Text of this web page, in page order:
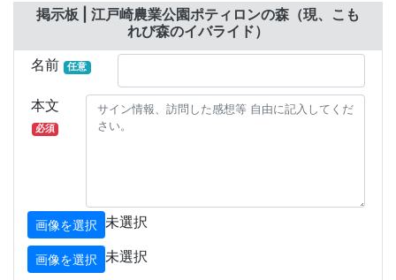
掲示板 | 江戸崎農業公園ポティロンの森（現、こも
れび森のイバライド）
名前
任意
本文
必須
画像を選択 未選択
画像を選択 未選択